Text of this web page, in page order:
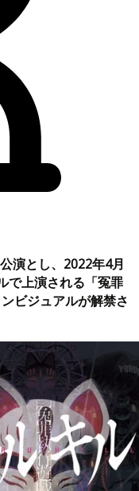
演とし、2022年4月
で上演される「冤罪
ビジュアルが解禁さ